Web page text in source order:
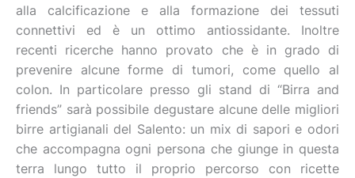
alla calcificazione e alla formazione dei tessuti
connettivi ed è un ottimo antiossidante. Inoltre
recenti ricerche hanno provato che è in grado di
prevenire alcune forme di tumori, come quello al
colon. In particolare presso gli stand di “Birra and
friends” sarà possibile degustare alcune delle migliori
birre artigianali del Salento: un mix di sapori e odori
che accompagna ogni persona che giunge in questa
terra lungo tutto il proprio percorso con ricette